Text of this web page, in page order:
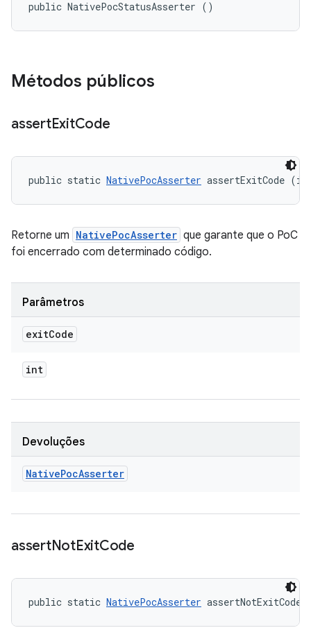
public NativePocStatusAsserter ()
Métodos públicos
assertExitCode
public static NativePocAsserter assertExitCode
Retorne um NativePocAsserter que garante que o PoC
foi encerrado com determinado código.
Parâmetros
exitCode
int
Devoluções
NativePocAsserter
assertNotExitCode
public static NativePocAsserter